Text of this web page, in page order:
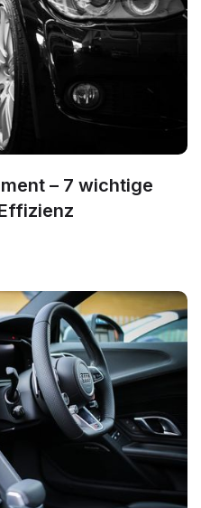
– 7 wichtige